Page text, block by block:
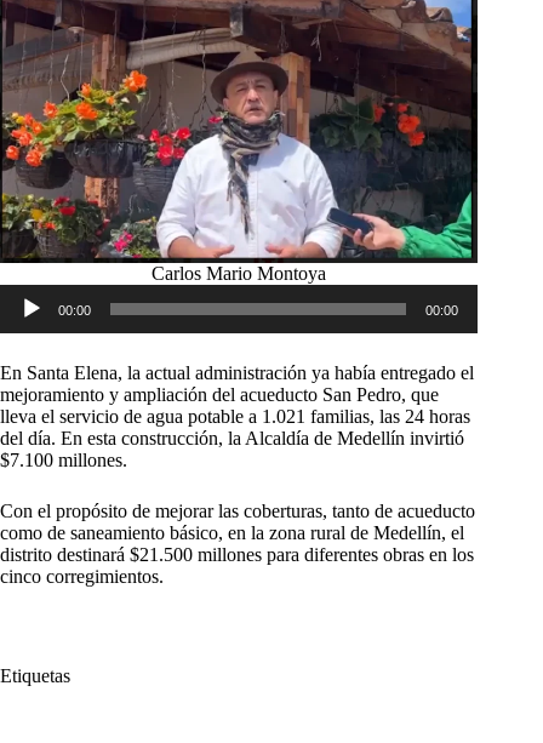
Carlos Mario Montoya
Reproductor
audio
00:00 00:00
En Santa Elena, la actual administración ya había entregado el
mejoramiento y ampliación del acueducto San Pedro, que
lleva el servicio de agua potable a 1.021 familias, las 24 horas
del día. En esta construcción, la Alcaldía de Medellín invirtió
$7.100 millones.
Con el propósito de mejorar las coberturas, tanto de acueducto
como de saneamiento básico, en la zona rural de Medellín, el
distrito destinará $21.500 millones para diferentes obras en los
cinco corregimientos.
Etiquetas